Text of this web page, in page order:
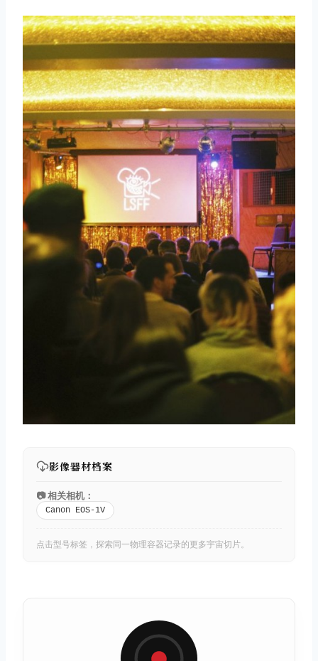
影像器材档案
📷 相关相机：
Canon EOS-1V
点击型号标签，探索同一物理容器记录的更多宇宙切片。